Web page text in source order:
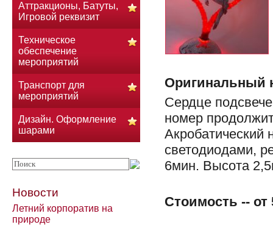
Оригинальный
Сердце
номер
Акробатический
светодиодами,
6мин. Высота
Стоимость -- от
Аттракционы, Батуты,
Игровой реквизит
Техническое
обеспечение
мероприятий
Транспорт для
мероприятий
Дизайн. Оформление
шарами
Новости
Летний корпоратив на
природе